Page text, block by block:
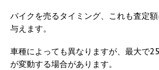
バイクを売るタイミング、これも査定
与えます。
車種によっても異なりますが、最大で
が変動する場合があります。